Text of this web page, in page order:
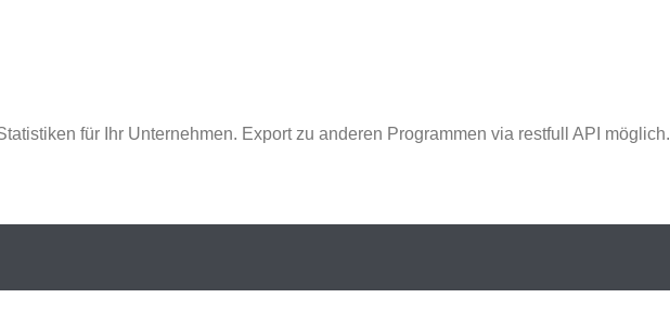
für Ihr Unternehmen. Export zu anderen Programmen via restfull API möglich.